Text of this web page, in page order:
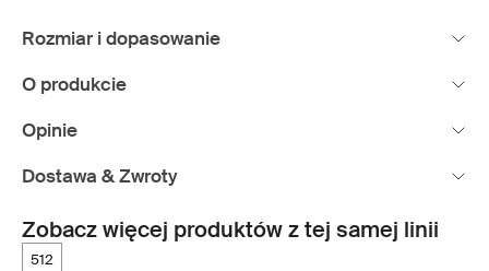
Rozmiar i dopasowanie
O produkcie
Opinie
Dostawa & Zwroty
Zobacz więcej produktów z tej samej linii
512